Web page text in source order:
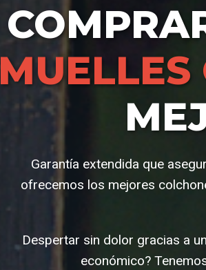
MUELLES
Garantía extendida que
ofrecemos los mejores
Despertar sin dolor gracias a
económico?